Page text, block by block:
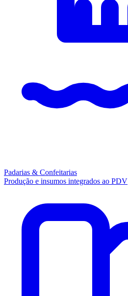
Padarias & Confeitarias
Produção e insumos integrados ao PDV